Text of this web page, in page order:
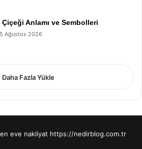
Çiçeği Anlamı ve Sembolleri
5 Ağustos 2026
Daha Fazla Yükle
eve nakliyat https://nedirblog.com.tr